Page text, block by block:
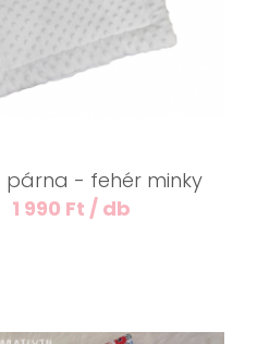
párna - fehér minky
1 990 Ft / db